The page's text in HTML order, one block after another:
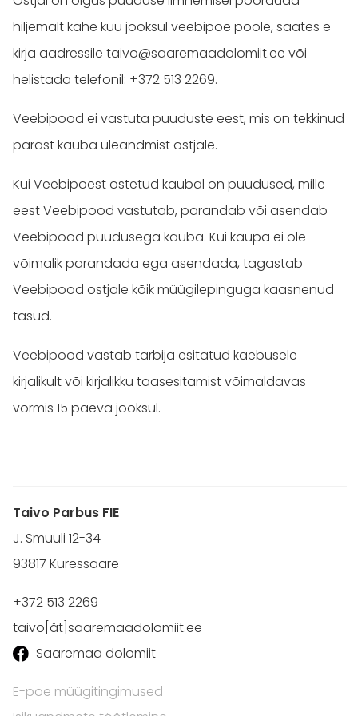
hiljemalt kahe kuu jooksul veebipoe poole, saates e-
kirja aadressile taivo@saaremaadolomiit.ee või
helistada telefonil: +372 513 2269.
Veebipood ei vastuta puuduste eest, mis on tekkinud
pärast kauba üleandmist ostjale.
Kui Veebipoest ostetud kaubal on puudused, mille
eest Veebipood vastutab, parandab või asendab
Veebipood puudusega kauba. Kui kaupa ei ole
võimalik parandada ega asendada, tagastab
Veebipood ostjale kõik müügilepinguga kaasnenud
tasud.
Veebipood vastab tarbija esitatud kaebusele
kirjalikult või kirjalikku taasesitamist võimaldavas
vormis 15 päeva jooksul.
Taivo Parbus FIE
J. Smuuli 12-34
93817 Kuressaare
+372 513 2269
taivo[ät]saaremaadolomiit.ee
Saaremaa dolomiit
E-poe müügitingimused